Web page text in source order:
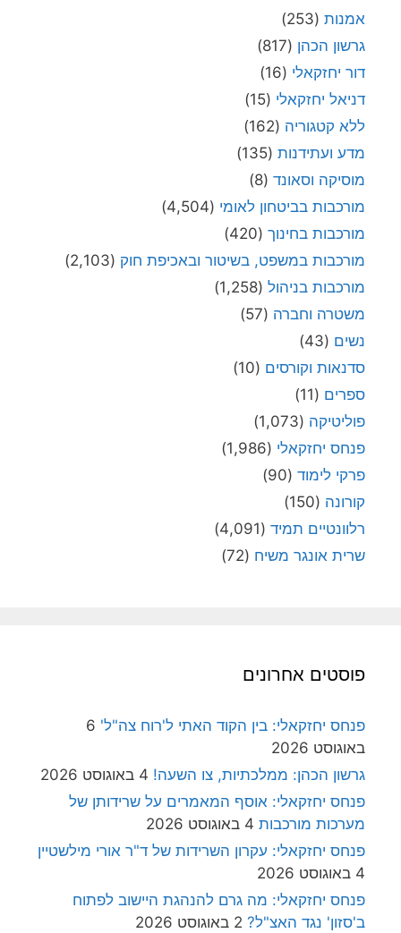
אמנות (253)
גרשון הכהן (817)
דור יחזקאלי (16)
דניאל יחזקאלי (15)
ללא קטגוריה (162)
מדע ועתידנות (135)
מוסיקה וסאונד (8)
מורכבות בביטחון לאומי (4,504)
מורכבות בחינוך (420)
מורכבות במשפט, בשיטור ובאכיפת חוק (2,103)
מורכבות בניהול (1,258)
משטרה וחברה (57)
נשים (43)
סדנאות וקורסים (10)
ספרים (11)
פוליטיקה (1,073)
פנחס יחזקאלי (1,986)
פרקי לימוד (90)
קורונה (150)
רלוונטיים תמיד (4,091)
שרית אונגר משיח (72)
פוסטים אחרונים
פנחס יחזקאלי: בין הקוד האתי ל'רוח צה"ל' 6
באוגוסט 2026
גרשון הכהן: ממלכתיות, צו השעה! 4 באוגוסט 2026
פנחס יחזקאלי: אוסף המאמרים על שרידותן של
מערכות מורכבות 4 באוגוסט 2026
פנחס יחזקאלי: עקרון השרידות של ד"ר אורי מילשטיין
4 באוגוסט 2026
פנחס יחזקאלי: מה גרם להנהגת היישוב לפתוח
ב'סזון' נגד האצ"ל? 2 באוגוסט 2026